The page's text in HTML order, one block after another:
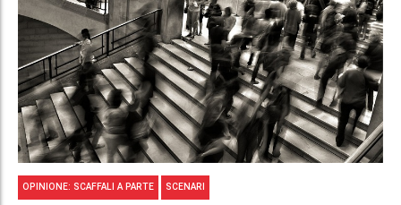
OPINIONE: SCAFFALI A PARTE SCENARI